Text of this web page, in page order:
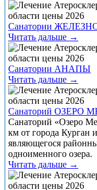
Санатории
Читать дальше →
Санатории АНАПЫ
Читать дальше →
Санаторий ОЗЕРО
Санаторий «Озеро
км от города Курган
являющегося
одноименного озера.
Читать дальше →